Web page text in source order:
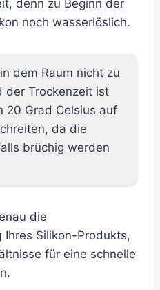
denn zu Beginn der
noch wasserlöslich.
dem Raum nicht zu
der Trockenzeit ist
20 Grad Celsius auf
da die
brüchig werden
die
Ihres Silikon-Produkts,
für eine schnelle